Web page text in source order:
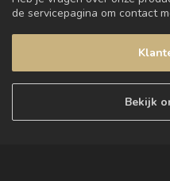
de servicepagina om contact
Bekijk